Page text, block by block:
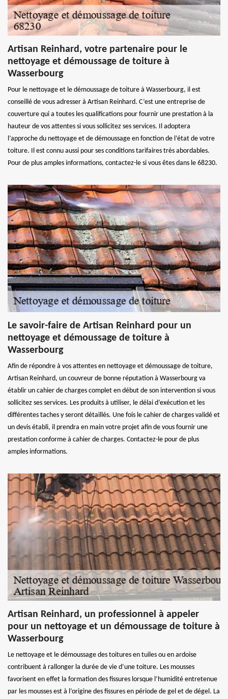
Artisan Reinhard, votre partenaire pour le
nettoyage et démoussage de toiture à
Wasserbourg
Pour le nettoyage et le démoussage de toiture à Wasserbourg, il est
conseillé de vous adresser à Artisan Reinhard. C’est une entreprise de
couverture qui a toutes les qualifications pour fournir une prestation à la
hauteur de vos attentes si vous sollicitez ses services. Il adoptera
l’approche du nettoyage et de démoussage en fonction de l’état de votre
toiture. Il est connu aussi pour ses conditions tarifaires très abordables.
Pour de plus amples informations, contactez-le si vous êtes dans le 68230.
Le savoir-faire de Artisan Reinhard pour un
nettoyage et démoussage de toiture à
Wasserbourg
Afin de répondre à vos attentes en nettoyage et démoussage de toiture,
Artisan Reinhard, un couvreur de bonne réputation à Wasserbourg va
établir un cahier de charges complet en début de son intervention si vous
sollicitez ses services. Les produits à utiliser, le délai d’exécution et les
différentes taches y seront détaillés. Une fois le cahier de charges validé et
un devis établi, il prendra en main votre projet afin de vous fournir une
prestation conforme à cahier de charges. Contactez-le pour de plus
amples informations.
Artisan Reinhard, un professionnel à appeler
pour un nettoyage et un démoussage de toiture à
Wasserbourg
Le nettoyage et le démoussage des toitures en tuiles ou en ardoise
contribuent à rallonger la durée de vie d’une toiture. Les mousses
favorisent en effet la formation des fissures lorsque l’humidité entretenue
par les mousses est à l’origine des fissures en période de gel et de dégel. La